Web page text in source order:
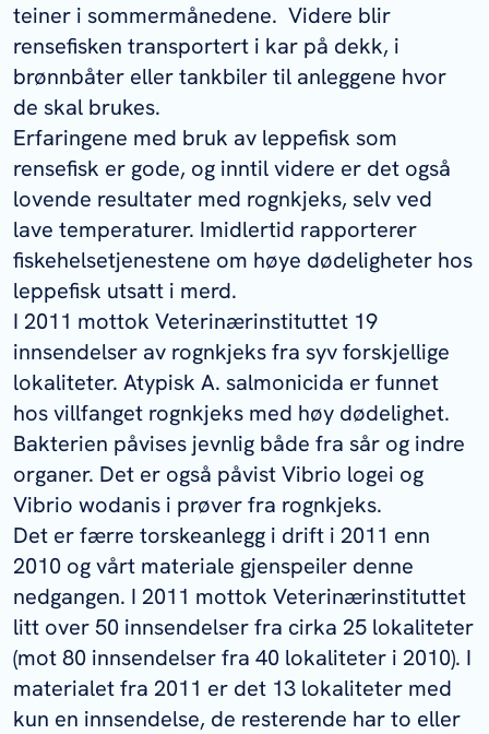
teiner i sommermånedene. Videre blir
rensefisken transportert i kar på dekk, i
brønnbåter eller tankbiler til anleggene hvor
de skal brukes.
Erfaringene med bruk av leppefisk som
rensefisk er gode, og inntil videre er det også
lovende resultater med rognkjeks, selv ved
lave temperaturer. Imidlertid rapporterer
fiskehelsetjenestene om høye dødeligheter hos
leppefisk utsatt i merd.
I 2011 mottok Veterinærinstituttet 19
innsendelser av rognkjeks fra syv forskjellige
lokaliteter. Atypisk A. salmonicida er funnet
hos villfanget rognkjeks med høy dødelighet.
Bakterien påvises jevnlig både fra sår og indre
organer. Det er også påvistVibrio logei og
Vibrio wodanis i prøver fra rognkjeks.
Det er færre torskeanlegg i drift i 2011 enn
2010 og vårt materiale gjenspeiler denne
nedgangen. I 2011 mottok Veterinærinstituttet
litt over 50 innsendelser fra cirka 25 lokaliteter
(mot 80 innsendelser fra 40 lokaliteter i 2010). I
materialet fra 2011 er det 13 lokaliteter med
kun en innsendelse, de resterende har to eller